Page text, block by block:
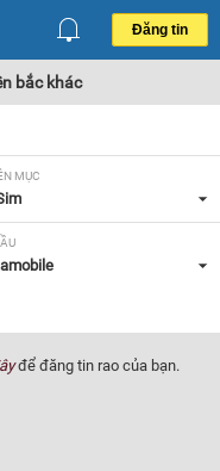
Đăng tin
bắc khác
MỤC
để đăng tin rao của bạn.